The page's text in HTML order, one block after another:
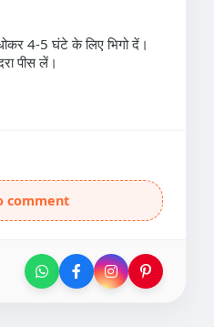
4-5 घंटे के लिए भिगो दें।
पीस लें।
comment